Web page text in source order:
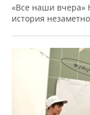
«Все наши вчера»
история